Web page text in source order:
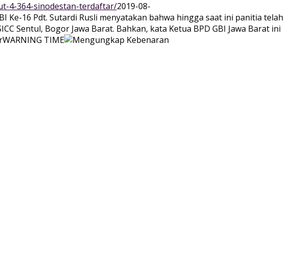
4-364-sinodestan-terdaftar/2019-08-
Ke-16 Pdt. Sutardi Rusli menyatakan bahwa hingga saat ini panitia telah
Sentul, Bogor Jawa Barat. Bahkan, kata Ketua BPD GBI Jawa Barat ini
WARNING TIME